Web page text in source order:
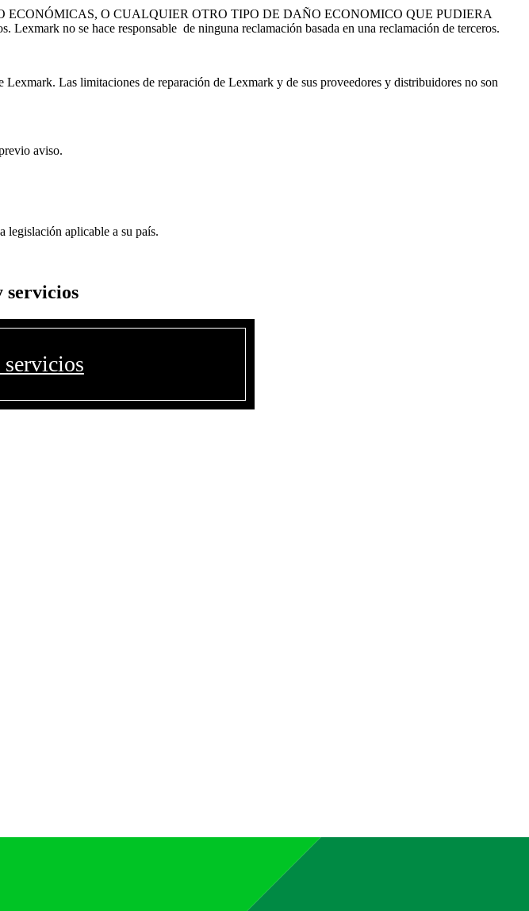
O CUALQUIER OTRO TIPO DE DAÑO ECONOMICO QUE PUDIERA
no se hace responsable de ninguna reclamación basada en una reclamación de terceros.
Las limitaciones de reparación de Lexmark y de sus proveedores y distribuidores no son
aviso.
legislación aplicable a su país.
servicios